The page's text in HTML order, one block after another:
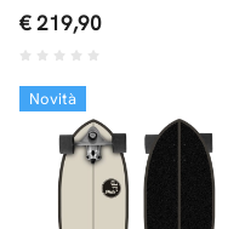
€ 219,90
Novità